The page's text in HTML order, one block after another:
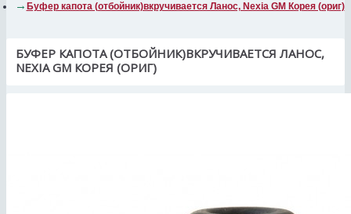
Буфер капота (отбойник)вкручивается Ланос, Nexia GM Корея (ориг)
БУФЕР КАПОТА (ОТБОЙНИК)ВКРУЧИВАЕТСЯ ЛАНОС,
NEXIA GM КОРЕЯ (ОРИГ)